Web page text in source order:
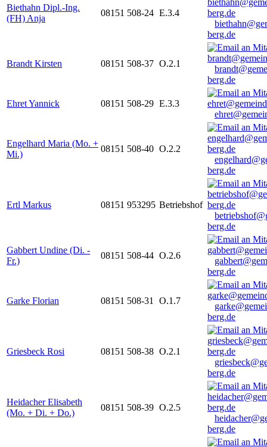
Biethahn Dipl.-Ing.
(FH) Anja
08151 508-24 E.3.4
berg.de
Brandt Kirsten 08151 508-37 O.2.1
berg.de
Ehret Yannick 08151 508-29 E.3.3
Engelhard Maria (Mo. +
Mi.)
08151 508-40 O.2.2
berg.de
Ertl Markus 08151 953295 Betriebshof
berg.de
Gabbert Undine (Di. -
Fr.)
08151 508-44 O.2.6
berg.de
Garke Florian 08151 508-31 O.1.7
berg.de
Griesbeck Rosi 08151 508-38 O.2.1
berg.de
Heidacher Elisabeth
(Mo. + Di. + Do.)
08151 508-39 O.2.5
berg.de